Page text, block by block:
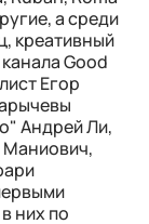
а среди
креативный
Good
Егор
Андрей Ли,
Маниович,
них по